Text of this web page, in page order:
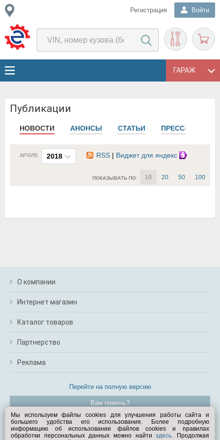
Регистрация Войти
ГАРАЖ
Публикации
НОВОСТИ АНОНСЫ СТАТЬИ ПРЕСС-РЕЛИЗЫ
2018
АРХИВ: RSS | Виджет для яндекс
ПОКАЗЫВАТЬ ПО: 10 20 50 100
О компании
Интернет магазин
Каталог товаров
Партнерство
Реклама
Перейти на полную версию
Вам помочь?
© Exist.ru 1998—2026
Мы используем файлы cookies для улучшения работы сайта и
большего удобства его использования. Более подробную
информацию об использовании файлов cookies и правилах
обработки персональных данных можно найтиздесь. Продолжая